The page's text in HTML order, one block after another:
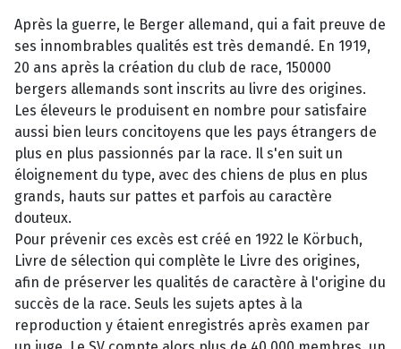
Après la guerre, le Berger allemand, qui a fait preuve de
ses innombrables qualités est très demandé. En 1919,
20 ans après la création du club de race, 150000
bergers allemands sont inscrits au livre des origines.
Les éleveurs le produisent en nombre pour satisfaire
aussi bien leurs concitoyens que les pays étrangers de
plus en plus passionnés par la race. Il s'en suit un
éloignement du type, avec des chiens de plus en plus
grands, hauts sur pattes et parfois au caractère
douteux.
Pour prévenir ces excès est créé en 1922 le Körbuch,
Livre de sélection qui complète le Livre des origines,
afin de préserver les qualités de caractère à l'origine du
succès de la race. Seuls les sujets aptes à la
reproduction y étaient enregistrés après examen par